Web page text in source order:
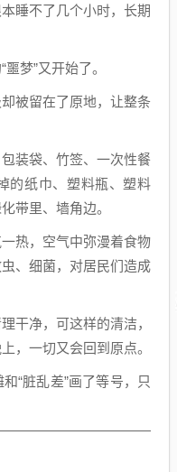
睡不了几个小时，长期
梦”又开始了。
被留在了原地，让整条
装袋、竹签、一次性餐
的纸巾、塑料瓶、塑料
带里、墙角边。
热，空气中弥漫着食物
、细菌，对居民们造成
干净，可这样的清洁，
，一切又会回到原点。
“脏乱差”画了等号，只